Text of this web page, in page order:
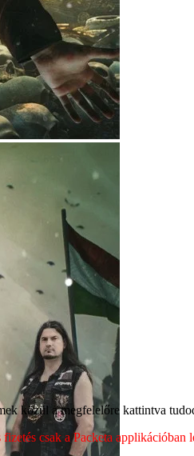
közül a megfelelőre kattintva
csak a Packeta applikációban